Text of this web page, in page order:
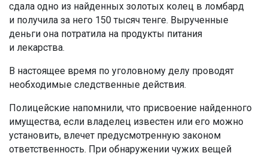
сдала одно из найденных золотых колец в ломбард
и получила за него 150 тысяч тенге. Вырученные
деньги она потратила на продукты питания
и лекарства.
В настоящее время по уголовному делу проводят
необходимые следственные действия.
Полицейские напомнили, что присвоение найденного
имущества, если владелец известен или его можно
установить, влечет предусмотренную законом
ответственность. При обнаружении чужих вещей